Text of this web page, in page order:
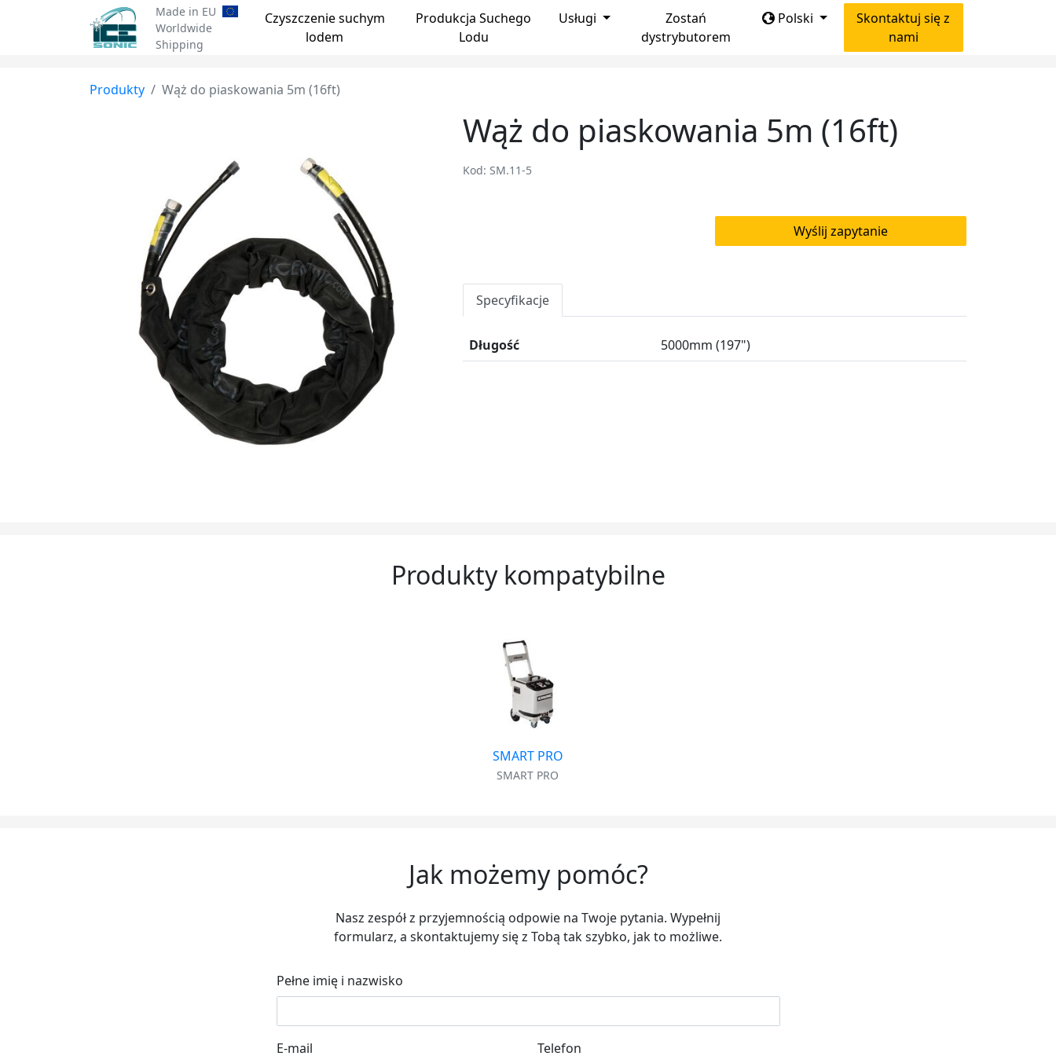
Made in EU
Worldwide
Shipping
Czyszczenie suchym
lodem
Produkcja Suchego
Lodu
Usługi
Zostań
dystrybutorem
Polski
Skontaktuj się z
nami
Produkty Wąż do piaskowania 5m (16ft)
Wąż do piaskowania 5m (16ft)
Kod: SM.11-5
Wyślij zapytanie
Specyfikacje
Długość 5000mm (197")
Produkty kompatybilne
SMART PRO
SMART PRO
Jak możemy pomóc?
Nasz zespół z przyjemnością odpowie na Twoje pytania. Wypełnij
formularz, a skontaktujemy się z Tobą tak szybko, jak to możliwe.
Pełne imię i nazwisko
E-mail Telefon